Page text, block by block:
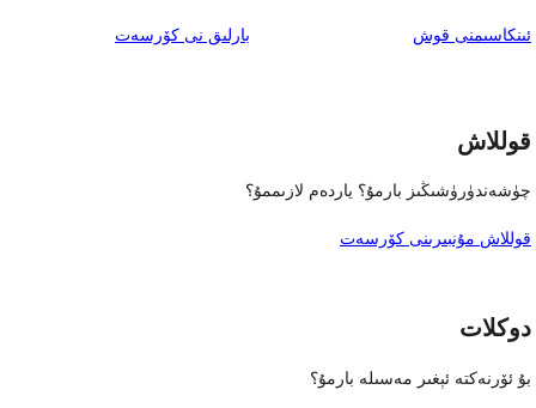
ئىنكاسىمنى قوش بارلىق ئىنكاس
نى كۆرسەت
قوللاش
چۈشەندۈرۈشىڭىز بارمۇ؟ ياردەم لازىممۇ؟
قوللاش مۇنبىرىنى كۆرسەت
دوكلات
بۇ ئۆرنەكتە ئېغىر مەسىلە بارمۇ؟